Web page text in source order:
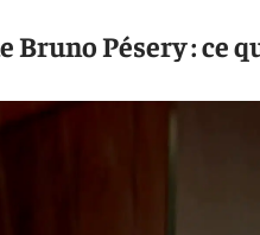
Bruno Pésery : ce